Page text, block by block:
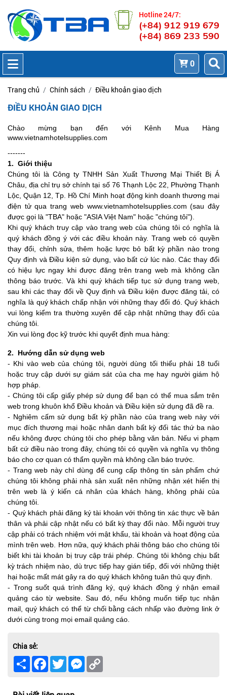
Hotline 24/7:
(+84) 912 919 679
(+84) 869 233 590
0
Trang chủ Chính sách Điều khoản giao dịch
ĐIỀU KHOẢN GIAO DỊCH
Chào mừng bạn đến với Kênh Mua Hàng
www.vietnamhotelsupplies.com
-------
1. Giới thiệu
Chúng tôi là Công ty TNHH Sản Xuất Thương Mại Thiết Bị Á
Châu, địa chỉ trụ sở chính tại số 76 Thạnh Lộc 22, Phường Thạnh
Lộc, Quận 12, Tp. Hồ Chí Minh hoạt động kinh doanh thương mại
điện tử qua trang web www.vietnamhotelsupplies.com (sau đây
được gọi là "TBA" hoặc "ASIA Việt Nam" hoặc "chúng tôi").
Khi quý khách truy cập vào trang web của chúng tôi có nghĩa là
quý khách đồng ý với các điều khoản này. Trang web có quyền
thay đổi, chỉnh sửa, thêm hoặc lược bỏ bất kỳ phần nào trong
Quy định và Điều kiện sử dụng, vào bất cứ lúc nào. Các thay đổi
có hiệu lực ngay khi được đăng trên trang web mà không cần
thông báo trước. Và khi quý khách tiếp tục sử dụng trang web,
sau khi các thay đổi về Quy định và Điều kiện được đăng tải, có
nghĩa là quý khách chấp nhận với những thay đổi đó. Quý khách
vui lòng kiểm tra thường xuyên để cập nhật những thay đổi của
chúng tôi.
Xin vui lòng đọc kỹ trước khi quyết định mua hàng:
2. Hướng dẫn sử dụng web
- Khi vào web của chúng tôi, người dùng tối thiểu phải 18 tuổi
hoặc truy cập dưới sự giám sát của cha mẹ hay người giám hộ
hợp pháp.
- Chúng tôi cấp giấy phép sử dụng để bạn có thể mua sắm trên
web trong khuôn khổ Điều khoản và Điều kiện sử dụng đã đề ra.
- Nghiêm cấm sử dụng bất kỳ phần nào của trang web này với
mục đích thương mại hoặc nhân danh bất kỳ đối tác thứ ba nào
nếu không được chúng tôi cho phép bằng văn bản. Nếu vi phạm
bất cứ điều nào trong đây, chúng tôi có quyền và nghĩa vụ thông
báo cho cơ quan có thẩm quyền mà không cần báo trước.
- Trang web này chỉ dùng để cung cấp thông tin sản phẩm chứ
chúng tôi không phải nhà sản xuất nên những nhận xét hiển thị
trên web là ý kiến cá nhân của khách hàng, không phải của
chúng tôi.
- Quý khách phải đăng ký tài khoản với thông tin xác thực về bản
thân và phải cập nhật nếu có bất kỳ thay đổi nào. Mỗi người truy
cập phải có trách nhiệm với mật khẩu, tài khoản và hoạt động của
mình trên web. Hơn nữa, quý khách phải thông báo cho chúng tôi
biết khi tài khoản bị truy cập trái phép. Chúng tôi không chịu bất
kỳ trách nhiệm nào, dù trực tiếp hay gián tiếp, đối với những thiệt
hại hoặc mất mát gây ra do quý khách không tuân thủ quy định.
- Trong suốt quá trình đăng ký, quý khách đồng ý nhận email
quảng cáo từ website. Sau đó, nếu không muốn tiếp tục nhận
mail, quý khách có thể từ chối bằng cách nhấp vào đường link ở
dưới cùng trong mọi email quảng cáo.
Chia sẻ:
Share FacebookTwitterMessenger